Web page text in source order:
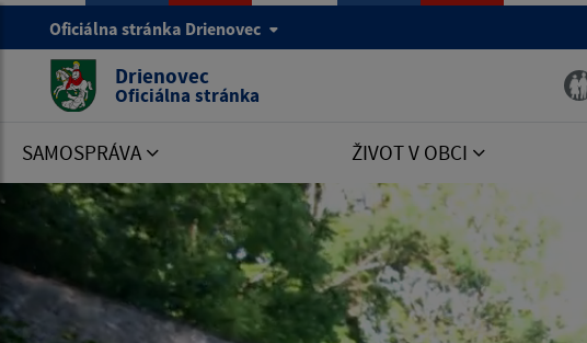
Oficiálna stránka Drienovec
Drienovec
Oficiálna stránka
SAMOSPRÁVA ŽIVOT V OBCI